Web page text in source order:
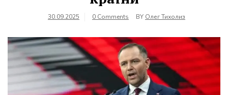
30.09.2025 0 Comments BY Олег Тихолиз